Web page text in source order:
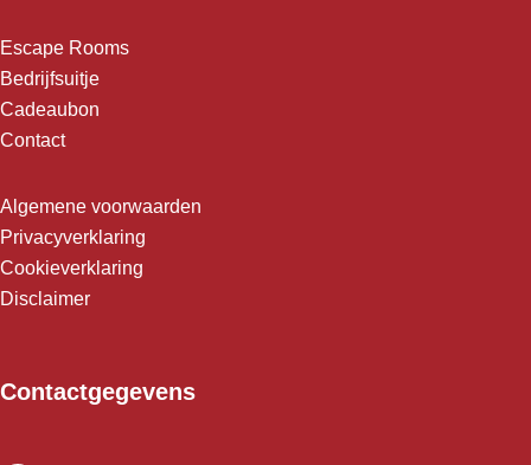
Escape Rooms
Bedrijfsuitje
Cadeaubon
Contact
Algemene voorwaarden
Privacyverklaring
Cookieverklaring
Disclaimer
Contactgegevens